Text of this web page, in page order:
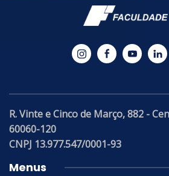
R. Vinte e Cinco de Março, 882 -
60060-120
CNPJ 13.977.547/0001-93
Menus